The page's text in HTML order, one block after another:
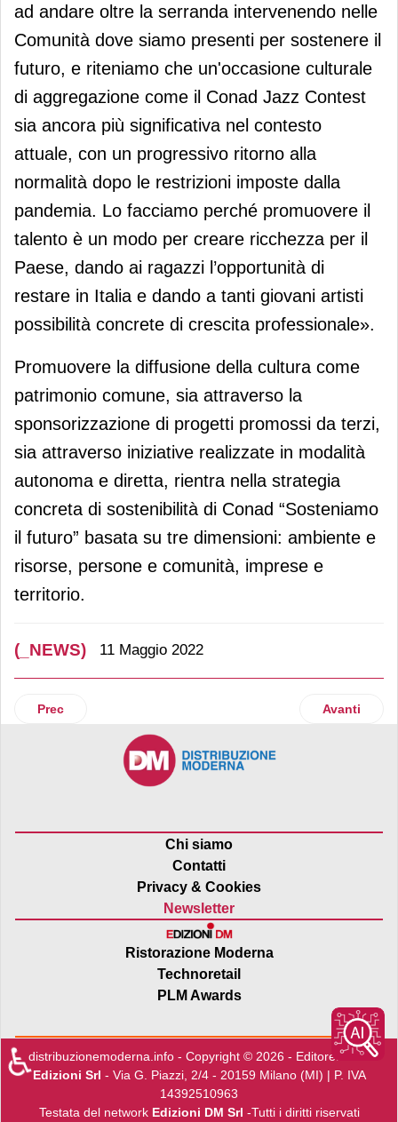
ad andare oltre la serranda intervenendo nelle
Comunità dove siamo presenti per sostenere il
futuro, e riteniamo che un'occasione culturale
di aggregazione come il Conad Jazz Contest
sia ancora più significativa nel contesto
attuale, con un progressivo ritorno alla
normalità dopo le restrizioni imposte dalla
pandemia. Lo facciamo perché promuovere il
talento è un modo per creare ricchezza per il
Paese, dando ai ragazzi l’opportunità di
restare in Italia e dando a tanti giovani artisti
possibilità concrete di crescita professionale».
Promuovere la diffusione della cultura come
patrimonio comune, sia attraverso la
sponsorizzazione di progetti promossi da terzi,
sia attraverso iniziative realizzate in modalità
autonoma e diretta, rientra nella strategia
concreta di sostenibilità di Conad “Sosteniamo
il futuro” basata su tre dimensioni: ambiente e
risorse, persone e comunità, imprese e
territorio.
(_NEWS) 11 Maggio 2022
Articolo precedente: Burger King celebra “The Cipolla
Prec Articolo
Avanti
Chi siamo
Contatti
Privacy & Cookies
Newsletter
Ristorazione Moderna
Technoretail
PLM Awards
distribuzionemoderna.info - Copyright © 2026 - Editore:Edra
Edizioni Srl - Via G. Piazzi, 2/4 - 20159 Milano (MI) | P. IVA
14392510963
Testata del network Edizioni DM Srl -Tutti i diritti riservati